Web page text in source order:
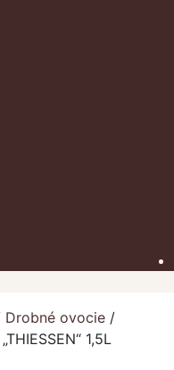
Drobné ovocie /
1,5L